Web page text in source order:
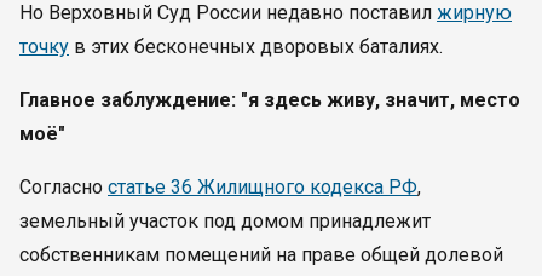
Но Верховный Суд России недавно поставил жирную
точку в этих бесконечных дворовых баталиях.
Главное заблуждение: "я здесь живу, значит, место
моё"
Согласно статье 36 Жилищного кодекса РФ,
земельный участок под домом принадлежит
собственникам помещений на праве общей долевой